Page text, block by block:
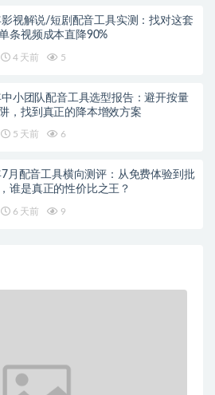
视解说/短剧配音工具实测：找对这套
条视频成本直降90%
4 天前 5
小团队配音工具选型报告：避开按量
，找到真正的降本增效方案
5 天前 6
月配音工具横向测评：从免费体验到批
谁是真正的性价比之王？
6 天前 9